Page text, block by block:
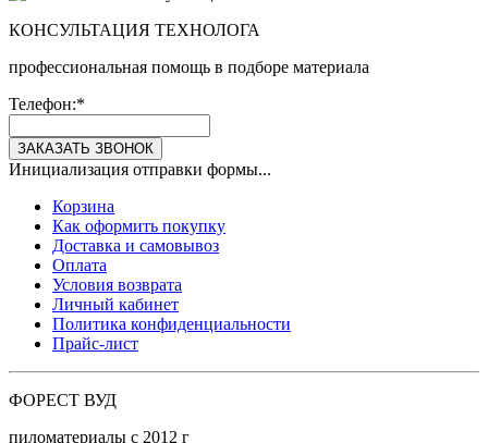
КОНСУЛЬТАЦИЯ ТЕХНОЛОГА
профессиональная помощь в подборе материала
Телефон:*
ЗАКАЗАТЬ ЗВОНОК
Инициализация отправки формы...
Корзина
Как оформить покупку
Доставка и самовывоз
Оплата
Условия возврата
Личный кабинет
Политика конфиденциальности
Прайс-лист
ФОРЕСТ ВУД
пиломатериалы с 2012 г